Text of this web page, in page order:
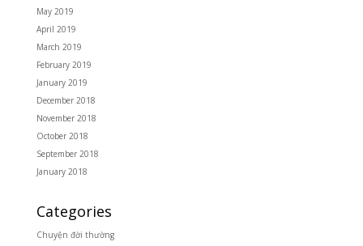
May 2019
April 2019
March 2019
February 2019
January 2019
December 2018
November 2018
October 2018
September 2018
January 2018
Categories
Chuyện đời thường